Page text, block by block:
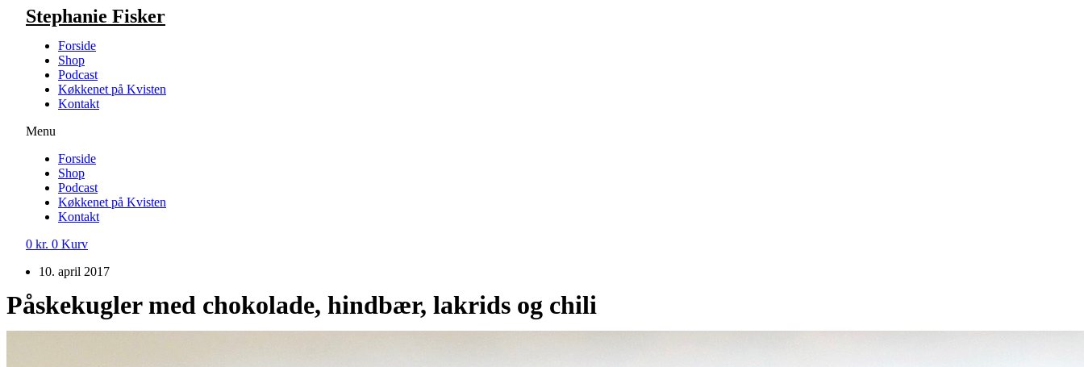
VidereStephanie Fisker
Forside
Shop
Podcast
Køkkenet på Kvisten
Kontakt
Menu
Forside
Shop
Podcast
Køkkenet på Kvisten
Kontakt
0 kr. 0 Kurv
10. april 2017
Påskekugler med chokolade, hindbær, lakrids og chili